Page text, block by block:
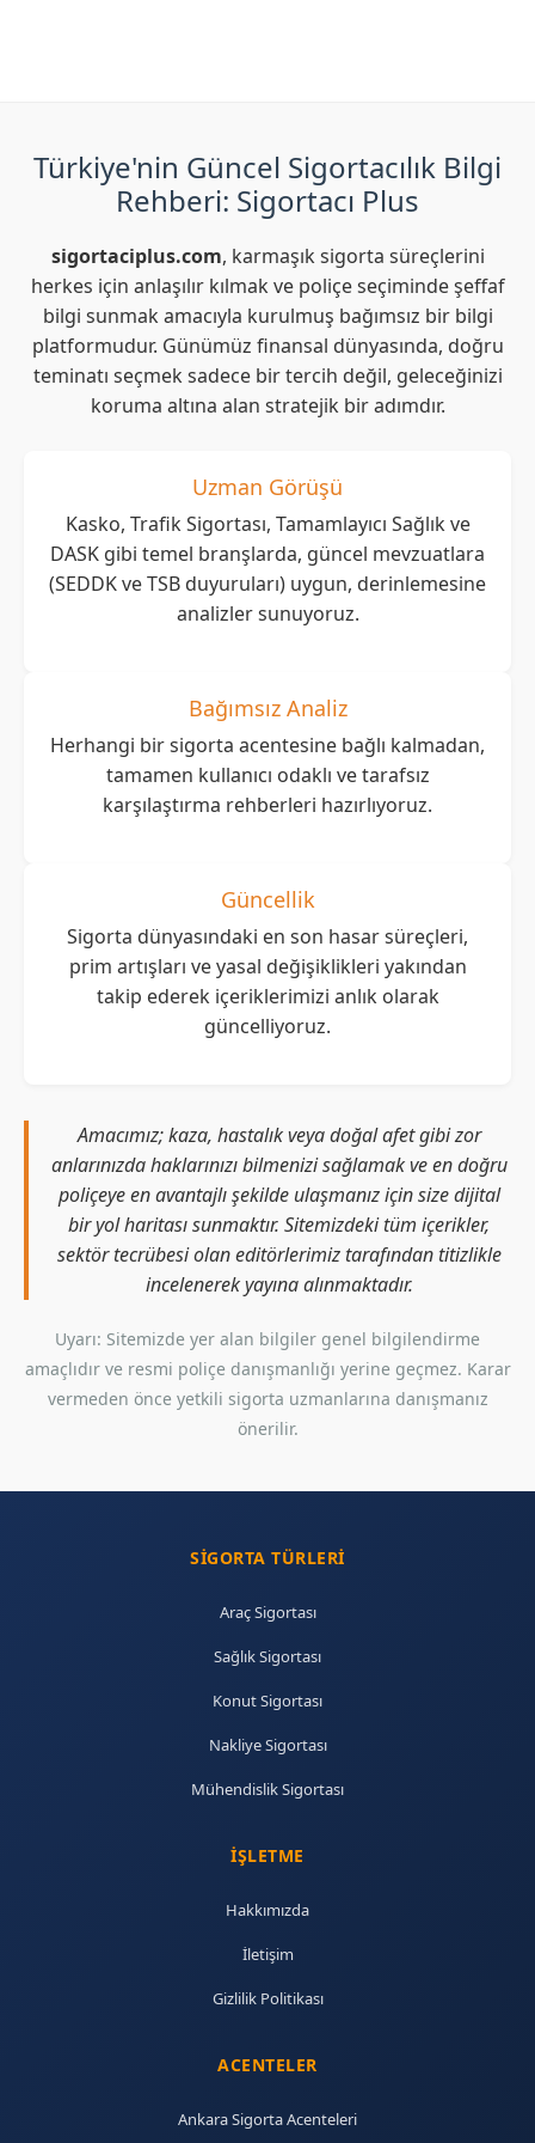
Türkiye'nin Güncel Sigortacılık Bilgi
Rehberi: Sigortacı Plus
sigortaciplus.com, karmaşık sigorta süreçlerini
herkes için anlaşılır kılmak ve poliçe seçiminde şeffaf
bilgi sunmak amacıyla kurulmuş bağımsız bir bilgi
platformudur. Günümüz finansal dünyasında, doğru
teminatı seçmek sadece bir tercih değil, geleceğinizi
koruma altına alan stratejik bir adımdır.
Uzman Görüşü
Kasko, Trafik Sigortası, Tamamlayıcı Sağlık ve
DASK gibi temel branşlarda, güncel mevzuatlara
(SEDDK ve TSB duyuruları) uygun, derinlemesine
analizler sunuyoruz.
Bağımsız Analiz
Herhangi bir sigorta acentesine bağlı kalmadan,
tamamen kullanıcı odaklı ve tarafsız
karşılaştırma rehberleri hazırlıyoruz.
Güncellik
Sigorta dünyasındaki en son hasar süreçleri,
prim artışları ve yasal değişiklikleri yakından
takip ederek içeriklerimizi anlık olarak
güncelliyoruz.
Amacımız; kaza, hastalık veya doğal afet gibi zor
anlarınızda haklarınızı bilmenizi sağlamak ve en doğru
poliçeye en avantajlı şekilde ulaşmanız için size dijital
bir yol haritası sunmaktır. Sitemizdeki tüm içerikler,
sektör tecrübesi olan editörlerimiz tarafından titizlikle
incelenerek yayına alınmaktadır.
Uyarı: Sitemizde yer alan bilgiler genel bilgilendirme
amaçlıdır ve resmi poliçe danışmanlığı yerine geçmez. Karar
vermeden önce yetkili sigorta uzmanlarına danışmanız
önerilir.
SIGORTA TÜRLERI
Araç Sigortası
Sağlık Sigortası
Konut Sigortası
Nakliye Sigortası
Mühendislik Sigortası
İŞLETME
Hakkımızda
İletişim
Gizlilik Politikası
ACENTELER
Ankara Sigorta Acenteleri